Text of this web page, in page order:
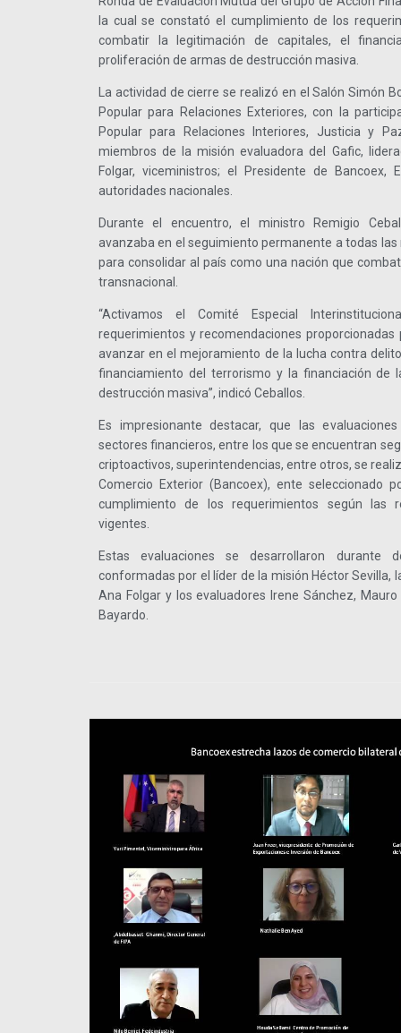
la cual se constató el cumplimiento de los
combatir la legitimación de capitales, el
proliferación de armas de destrucción masiva.
La actividad de cierre se realizó en el Salón Simón
Popular para Relaciones Exteriores, con la
Popular para Relaciones Interiores, Justicia y
miembros de la misión evaluadora del Gafic,
Folgar, viceministros; el Presidente de Bancoex,
autoridades nacionales.
Durante el encuentro, el ministro Remigio
avanzaba en el seguimiento permanente a todas las
para consolidar al país como una nación que
transnacional.
“Activamos el Comité Especial
requerimientos y recomendaciones
avanzar en el mejoramiento de la lucha contra
financiamiento del terrorismo y la financiación de
destrucción masiva”, indicó Ceballos.
Es impresionante destacar, que las
sectores financieros, entre los que se encuentran
criptoactivos, superintendencias, entre otros, se
Comercio Exterior (Bancoex), ente seleccionado
cumplimiento de los requerimientos según las
vigentes.
Estas evaluaciones se desarrollaron durante
conformadas por el líder de la misión Héctor Sevilla,
Ana Folgar y los evaluadores Irene Sánchez,
Bayardo.